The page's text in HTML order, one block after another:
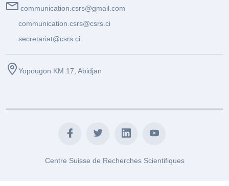
communication.csrs@gmail.com
communication.csrs@csrs.ci
secretariat@csrs.ci
Yopougon KM 17, Abidjan
Centre Suisse de Recherches Scientifiques